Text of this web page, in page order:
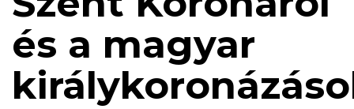
és a magyar